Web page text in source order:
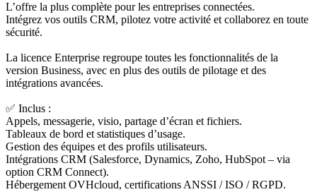
L’offre la plus complète pour les entreprises connectées.
Intégrez vos outils CRM, pilotez votre activité et collaborez en toute
sécurité.
La licence Enterprise regroupe toutes les fonctionnalités de la
version Business, avec en plus des outils de pilotage et des
intégrations avancées.
✅ Inclus :
Appels, messagerie, visio, partage d’écran et fichiers.
Tableaux de bord et statistiques d’usage.
Gestion des équipes et des profils utilisateurs.
Intégrations CRM (Salesforce, Dynamics, Zoho, HubSpot – via
option CRM Connect).
Hébergement OVHcloud, certifications ANSSI / ISO / RGPD.